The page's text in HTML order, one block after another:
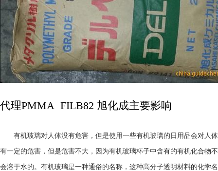
代理PMMA FILB82 旭化成主要影响
有机玻璃对人体没有危害，但是使用一些有机玻璃的日用品会对人体
有一定的危害，但是危害不大，因为有机玻璃杯子中含有的有机化合物不
会溶于水的。有机玻璃是一种通俗的名称，这种高分子透明材料的化学名